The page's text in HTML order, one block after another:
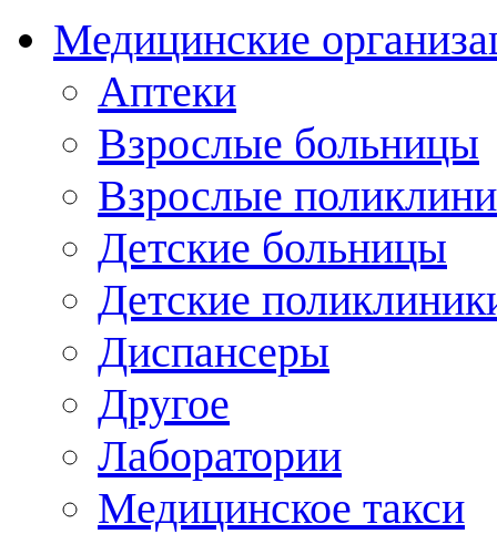
Медицинские
Аптеки
Взрослые больницы
Взрослые
Детские больницы
Детские
Диспансеры
Другое
Лаборатории
Медицинское такси